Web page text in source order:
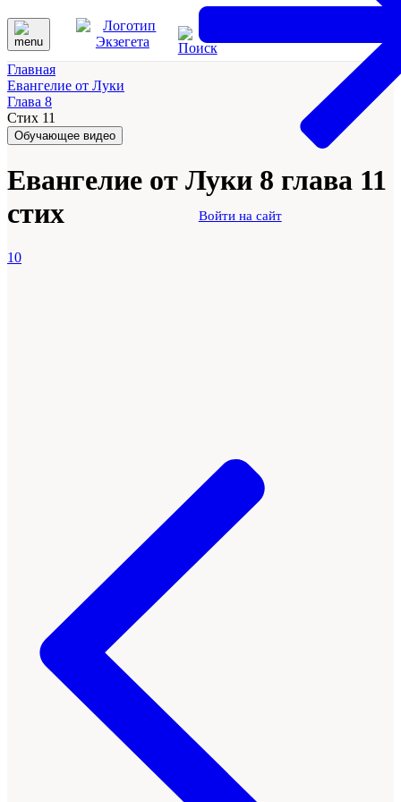
Войти на сайт
Главная
Евангелие от Луки
Глава 8
Стих 11
Обучающее видео
Евангелие от Луки 8 глава 11
стих
10